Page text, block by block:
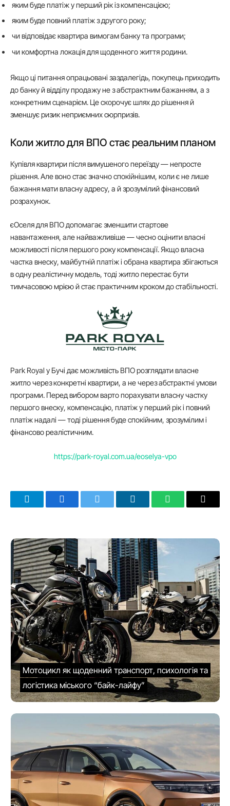
яким буде платіж у перший рік із компенсацією;
яким буде повний платіж з другого року;
чи відповідає квартира вимогам банку та програми;
чи комфортна локація для щоденного життя родини.
Якщо ці питання опрацьовані заздалегідь, покупець приходить
до банку й відділу продажу не з абстрактним бажанням, а з
конкретним сценарієм. Це скорочує шлях до рішення й
зменшує ризик неприємних сюрпризів.
Коли житло для ВПО стає реальним планом
Купівля квартири після вимушеного переїзду — непросте
рішення. Але воно стає значно спокійнішим, коли є не лише
бажання мати власну адресу, а й зрозумілий фінансовий
розрахунок.
єОселя для ВПО допомагає зменшити стартове
навантаження, але найважливіше — чесно оцінити власні
можливості після першого року компенсації. Якщо власна
частка внеску, майбутній платіж і обрана квартира збігаються
в одну реалістичну модель, тоді житло перестає бути
тимчасовою мрією й стає практичним кроком до стабільності.
Park Royal у Бучі дає можливість ВПО розглядати власне
житло через конкретні квартири, а не через абстрактні умови
програми. Перед вибором варто порахувати власну частку
першого внеску, компенсацію, платіж у перший рік і повний
платіж надалі — тоді рішення буде спокійним, зрозумілим і
фінансово реалістичним.
https://park-royal.com.ua/eoselya-vpo
TelegramFacebookTwitter LinkedInWhatsAppEmail
Мотоцикл як щоденний транспорт, психологія та
логістика міського “байк-лайфу”